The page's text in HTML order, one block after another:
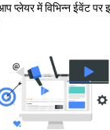
प्लेयर में विभिन्न ईवेंट